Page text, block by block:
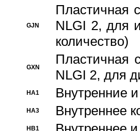
GJN
Пластичная
NLGI 2, для
количество)
GXN
Пластичная
NLGI 2, для
HA1 Внутренние
HA3 Bнутреннее
HB1